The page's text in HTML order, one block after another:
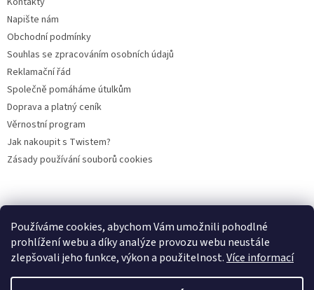
Používáme cookies, abychom Vám umožnili pohodlné
prohlížení webu a díky analýze provozu webu neustále
zlepšovali jeho funkce, výkon a použitelnost.Více informací
Napište nám
Obchodní podmínky
Souhlas se zpracováním osobních údajů
Reklamační řád
Společně pomáháme útulkům
Doprava a platný ceník
Věrnostní program
Jak nakoupit s Twistem?
Zásady používání souborů cookies